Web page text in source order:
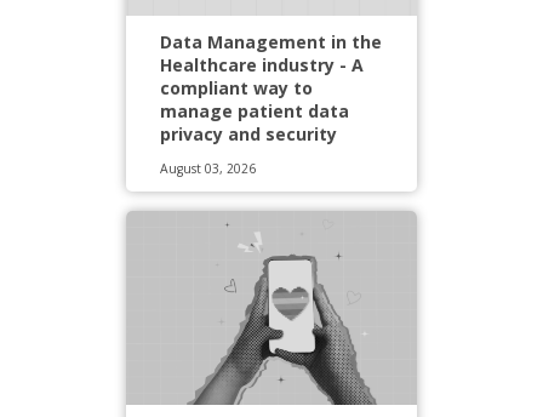
Data Management in the
Healthcare industry - A
compliant way to
manage patient data
privacy and security
August 03, 2026